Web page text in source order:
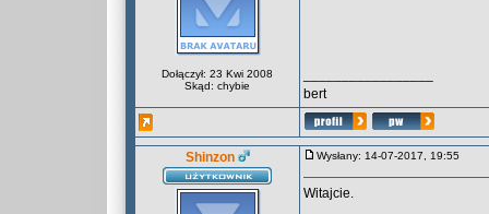
Dołączył: 23 Kwi 2008
Skąd: chybie
bert
Shinzon Wysłany: 14-07-2017, 19:55
Witajcie.